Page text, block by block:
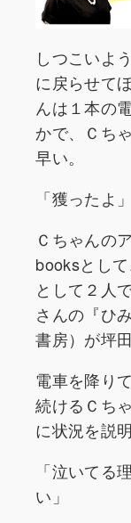
しつこいよ
に戻らせて
んは１本の
かで、Ｃち
早い。
「獲ったよ」
Ｃちゃんの
booksとし
として２人
さんの『ひ
書房）が坪
電車を降り
続けるＣち
に状況を説
「泣いてる
い」